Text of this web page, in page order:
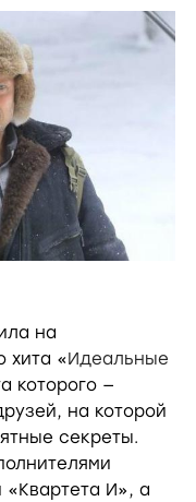
на
хита «Идеальные
которого —
на которой
секреты.
«Квартета И», а